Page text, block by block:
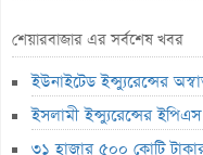
অস্কারের প্রাথমিক দৌড়ে
হাতে আঘাত পেয়ে হাসপাতালে
৪ দুর্বল আর্থিক প্রতিষ্ঠানে
শেয়ারবাজার এর সর্বশেষ খবর
ইউনাইটেড ইন্স্যুরেন্সের
ইসলামী ইন্স্যুরেন্সের
৩১ হাজার ৫০০ কোটি